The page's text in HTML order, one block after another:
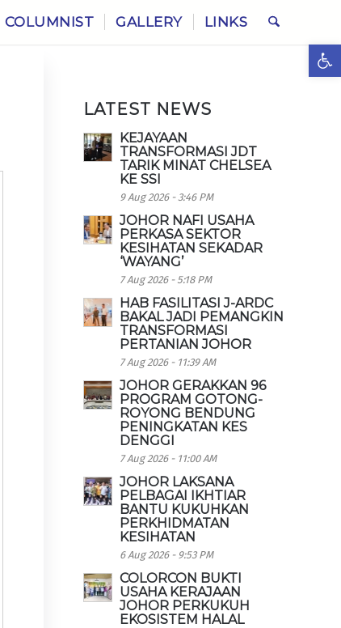
COLUMNIST GALLERY LINKS
LATEST NEWS
KEJAYAAN
TRANSFORMASI JDT
TARIK MINAT CHELSEA
KE SSI
9 Aug 2026 - 3:46 PM
JOHOR NAFI USAHA
PERKASA SEKTOR
KESIHATAN SEKADAR
‘WAYANG’
7 Aug 2026 - 5:18 PM
HAB FASILITASI J-ARDC
BAKAL JADI PEMANGKIN
TRANSFORMASI
PERTANIAN JOHOR
7 Aug 2026 - 11:39 AM
JOHOR GERAKKAN 96
PROGRAM GOTONG-
ROYONG BENDUNG
PENINGKATAN KES
DENGGI
7 Aug 2026 - 11:00 AM
JOHOR LAKSANA
PELBAGAI IKHTIAR
BANTU KUKUHKAN
PERKHIDMATAN
KESIHATAN
6 Aug 2026 - 9:53 PM
COLORCON BUKTI
USAHA KERAJAAN
JOHOR PERKUKUH
EKOSISTEM HALAL